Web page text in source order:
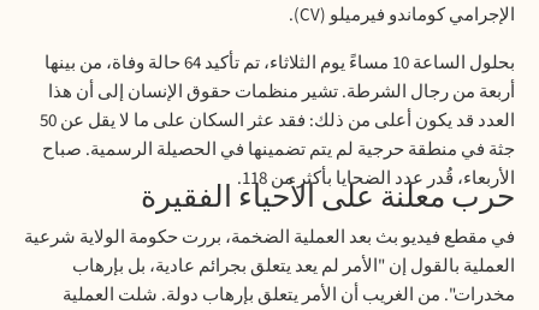
الإجرامي كوماندو فيرميلو (CV).
بحلول الساعة 10 مساءً يوم الثلاثاء، تم تأكيد 64 حالة وفاة، من بينها
أربعة من رجال الشرطة. تشير منظمات حقوق الإنسان إلى أن هذا
العدد قد يكون أعلى من ذلك: فقد عثر السكان على ما لا يقل عن 50
جثة في منطقة حرجية لم يتم تضمينها في الحصيلة الرسمية. صباح
الأربعاء، قُدر عدد الضحايا بأكثر من 118
.
حرب معلنة على الأحياء الفقيرة
في مقطع فيديو بث بعد العملية الضخمة، بررت حكومة الولاية شرعية
العملية بالقول إن "الأمر لم يعد يتعلق بجرائم عادية، بل بإرهاب
مخدرات". من الغريب أن الأمر يتعلق بإرهاب دولة. شلت العملية